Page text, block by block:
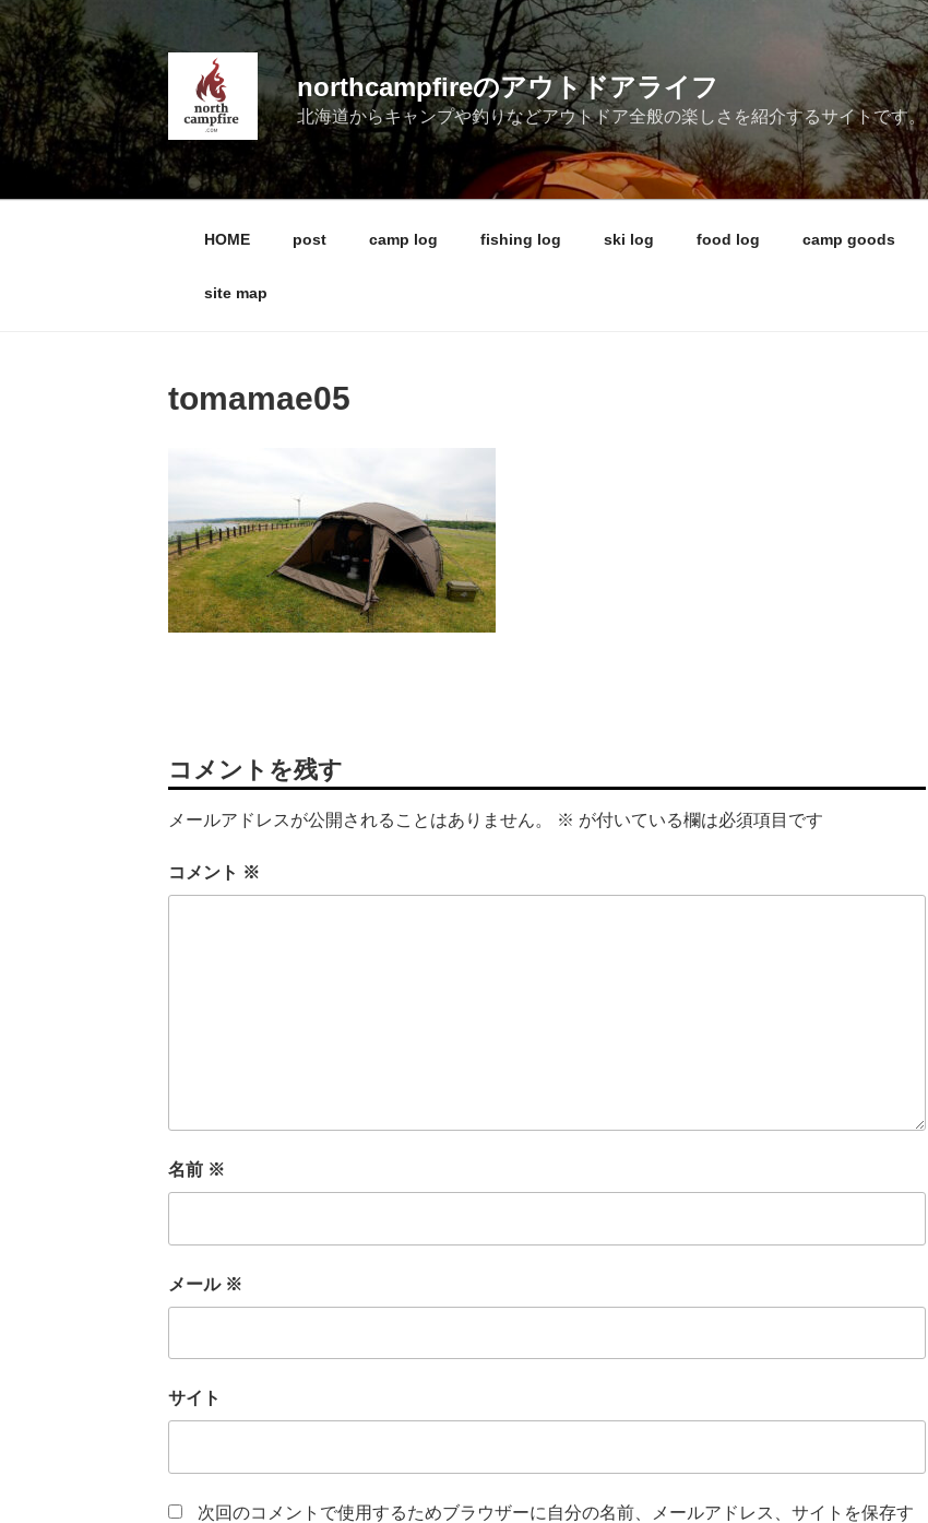
コ
ン
テ
ン
ツ
へ
キ
northcampfireのアウトドアライフ
北海道からキャンプや釣りなどアウトドア全般の楽しさを紹介するサイトです。
HOME post camp log fishing log ski log food log camp goods
site map
tomamae05
コメントを残す
メールアドレスが公開されることはありません。 ※ が付いている欄は必須項目です
コメント ※
名前 ※
メール ※
サイト
次回のコメントで使用するためブラウザーに自分の名前、メールアドレス、サイトを保存す